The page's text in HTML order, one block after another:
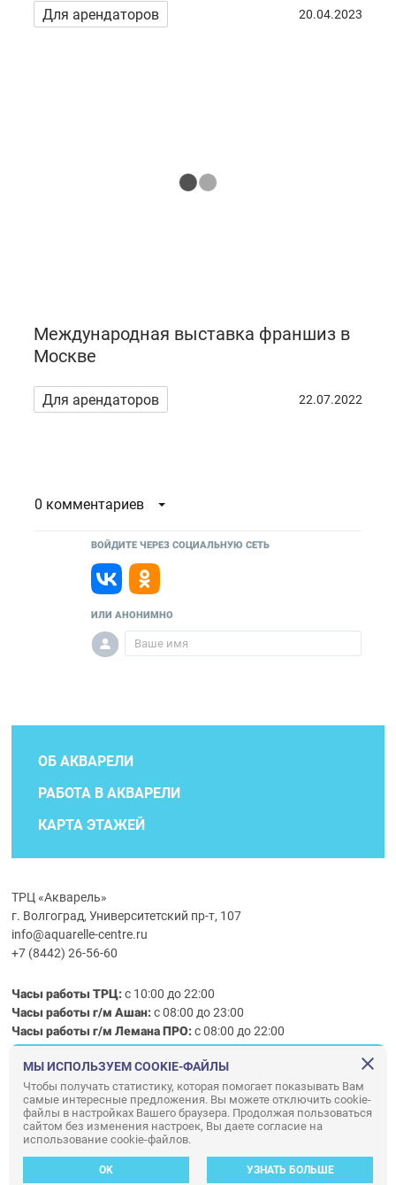
Для арендаторов 20.04.2023
Международная выставка франшиз в
Москве
Для арендаторов 22.07.2022
0 комментариев
ВОЙДИТЕ ЧЕРЕЗ СОЦИАЛЬНУЮ СЕТЬ
ИЛИ АНОНИМНО
ОБ АКВАРЕЛИ
РАБОТА В АКВАРЕЛИ
КАРТА ЭТАЖЕЙ
ТРЦ «Акварель»
г. Волгоград, Университетский пр-т, 107
info@aquarelle-centre.ru
+7 (8442) 26-56-60
Часы работы ТРЦ:с 10:00 до 22:00
Часы работы г/м Ашан:с 08:00 до 23:00
Часы работыг/мЛемана ПРО:с 08:00 до 22:00
Правила посещения ТРЦ «Акварель»
ООО «АКВАРЕЛЬ»
© ООО «Акварель» 2010–2026. All right reserved.
Дизайн концепция сайта —
Адаптивный дизайн и программирование —34 ВЕБ
МЫ ИСПОЛЬЗУЕМ COOKIE-ФАЙЛЫ
Чтобы получать статистику, которая помогает показывать Вам
самые интересные предложения. Вы можете отключить cookie-
файлы в настройках Вашего браузера. Продолжая пользоваться
сайтом без изменения настроек, Вы даете согласие на
использование cookie-файлов.
OK УЗНАТЬ БОЛЬШЕ